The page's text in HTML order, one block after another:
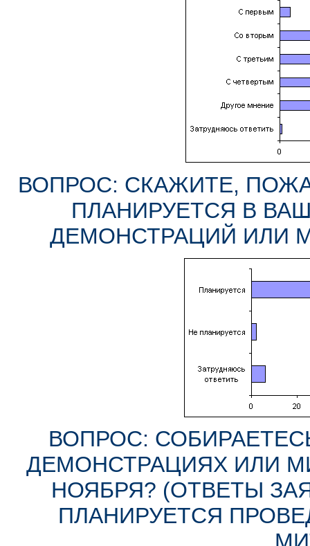
ВОПРОС: СКАЖИТЕ,
ПЛАНИРУЕТСЯ В
ДЕМОНСТРАЦИЙ ИЛИ
ВОПРОС:
ДЕМОНСТРАЦИЯХ ИЛИ
НОЯБРЯ? (ОТВЕТЫ
ПЛАНИРУЕТСЯ